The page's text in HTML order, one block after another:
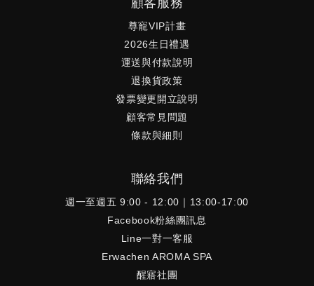
尊寵VIP計畫
2026生日禮遇
運送與付款說明
退換貨政策
發票變更開立說明
顧客常見問題
條款與細則
聯絡我們
週一至週五 9:00 - 12:00｜13:00-17:00
Facebook粉絲團訊息
Line一對一客服
Erwachen AROMA SPA
醒寤社團